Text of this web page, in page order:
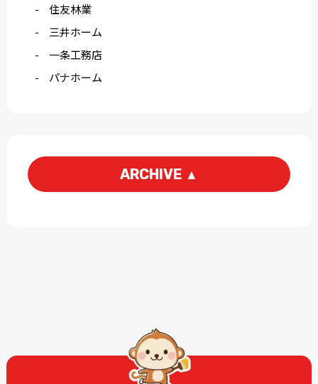
住友林業
三井ホーム
一条工務店
パナホーム
ARCHIVE ▲
2025-02